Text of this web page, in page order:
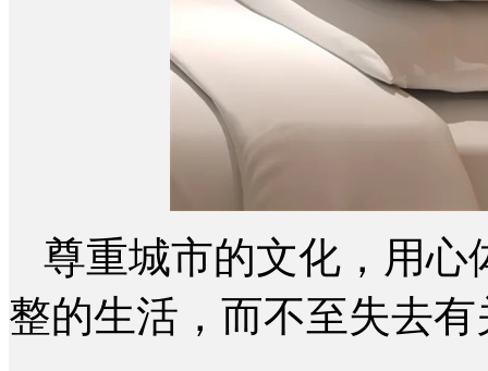
尊重城市的文化，用心
整的生活，而不至失去